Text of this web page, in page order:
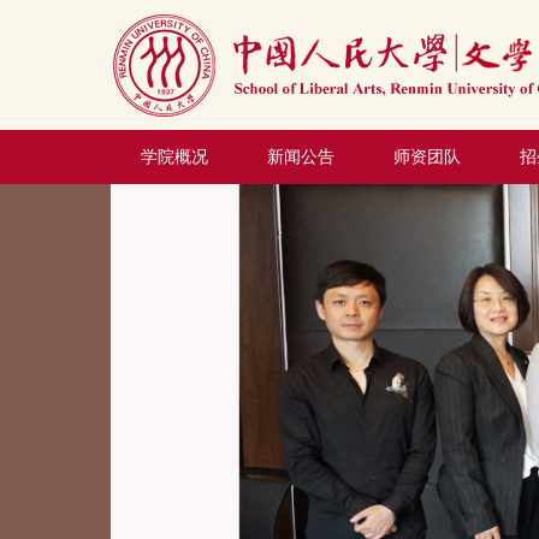
学院概况 新闻公告 师资团队